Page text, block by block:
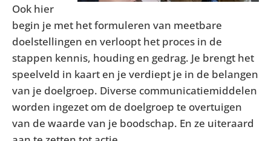
Ook hier
begin je met het formuleren van meetbare
doelstellingen en verloopt het proces in de
stappen kennis, houding en gedrag. Je brengt het
speelveld in kaart en je verdiept je in de belangen
van je doelgroep. Diverse communicatiemiddelen
worden ingezet om de doelgroep te overtuigen
van de waarde van je boodschap. En ze uiteraard